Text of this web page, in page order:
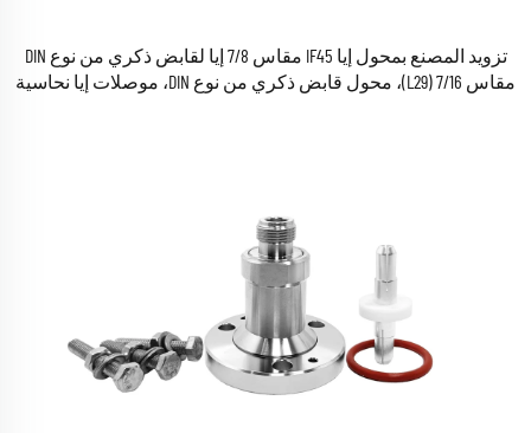
تزويد المصنع بمحول إيا IF45 مقاس 7/8 إيا لقابض ذكري من نوع DIN
مقاس 7/16 (L29)، محول قابض ذكري من نوع DIN، موصلات إيا نحاسية